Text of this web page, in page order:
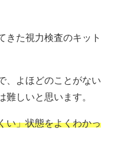
きた視力検査のキット
、よほどのことがない
難しいと思います。
い」状態をよくわかっ